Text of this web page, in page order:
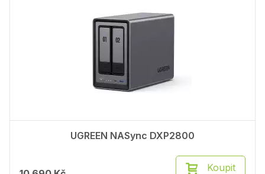
UGREEN NASync DXP2800
Koupit